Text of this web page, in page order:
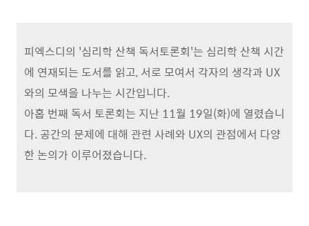
피엑스디의 '심리학 산책 독서토론회'는 심리학 산책 시간
에 연재되는 도서를 읽고, 서로 모여서 각자의 생각과 UX
와의 모색을 나누는 시간입니다.
아홉 번째 독서 토론회는 지난 11월 19일(화)에 열렸습니
다. 공간의 문제에 대해 관련 사례와 UX의 관점에서 다양
한 논의가 이루어졌습니다.